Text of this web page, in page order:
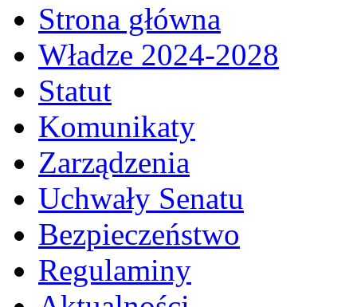
Strona główna
Władze 2024-2028
Statut
Komunikaty
Zarządzenia
Uchwały Senatu
Bezpieczeństwo
Regulaminy